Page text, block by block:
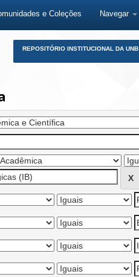
e Coleções Navegar
REPOSITÓRIO INSTITUCIONAL DA UNB